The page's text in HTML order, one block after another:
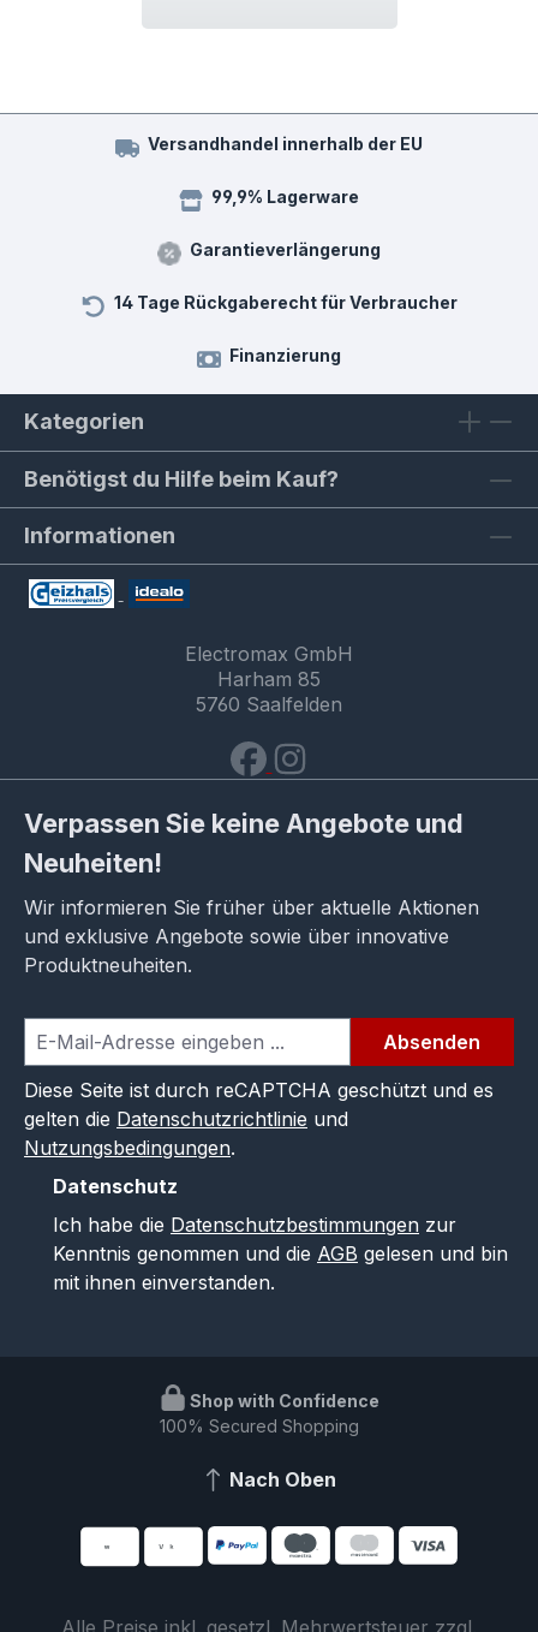
Versandhandel innerhalb der EU
99,9% Lagerware
Garantieverlängerung
14 Tage Rückgaberecht für Verbraucher
Finanzierung
Kategorien
Benötigst du Hilfe beim Kauf?
Informationen
Electromax GmbH
Harham 85
5760 Saalfelden
Verpassen Sie keine Angebote und
Neuheiten!
Wir informieren Sie früher über aktuelle Aktionen
und exklusive Angebote sowie über innovative
Produktneuheiten.
Absenden
Diese Seite ist durch reCAPTCHA geschützt und es
gelten die Datenschutzrichtlinie und
Nutzungsbedingungen.
Datenschutz
Ich habe die Datenschutzbestimmungen zur
Kenntnis genommen und die AGB gelesen und bin
mit ihnen einverstanden.
Shop with Confidence
100% Secured Shopping
Nach Oben